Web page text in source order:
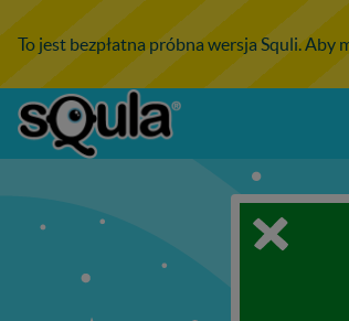
To jest bezpłatna próbna wersja Squli.